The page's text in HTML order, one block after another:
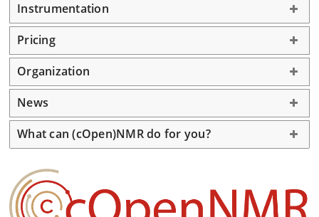
Instrumentation
Pricing
Organization
News
What can (cOpen)NMR do for you?